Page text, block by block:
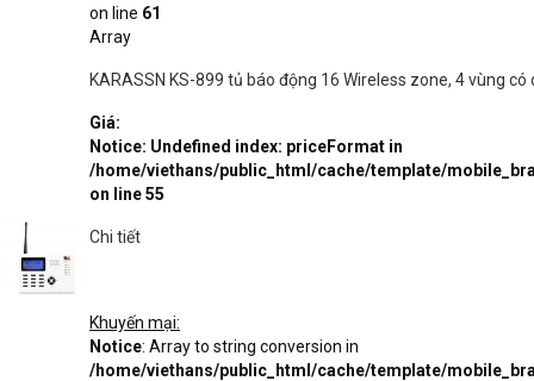
on line 61
Array
KARASSN KS-899 tủ báo động 16 Wireless zone, 4 vùng
Giá:
Notice: Undefined index: priceFormat in
/home/viethans/public_html/cache/template/
on line55
Chi tiết
Khuyến mại:
Notice: Array to string conversion in
/home/viethans/public_html/cache/template/